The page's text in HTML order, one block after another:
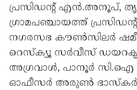
പ്രസിഡന്റ് എൻ.അനൂപ്,
ഗ്രാമപഞ്ചായത്ത്
നഗരസഭ കൗൺസിലർ
റെസ്ക്യൂ സർവീസ്
അഗ്രവാൾ, പാനൂർ സി.ഐ
ഓഫീസർ അരുൺ ഭാസ്‌കർ,